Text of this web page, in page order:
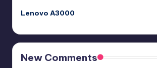
Lenovo A3000
New Comments